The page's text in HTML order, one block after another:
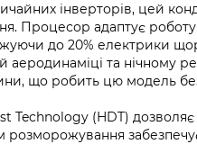
інверторів, цей
Процесор адаптує
до 20% електрики
аеродинаміці та нічному
що робить цю модель
Technology (HDT)
розморожування